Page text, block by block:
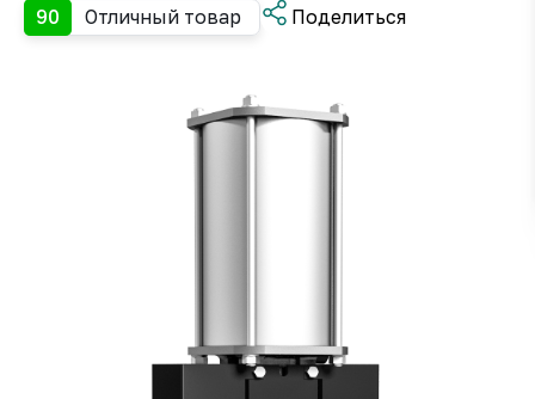
90 Отличный товар Поделиться